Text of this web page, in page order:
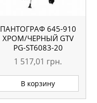
ПАНТОГРАФ 645-910
ХРОМ/ЧЕРНЫЙ GTV
PG-ST6083-20
1 517,01 грн.
В корзину